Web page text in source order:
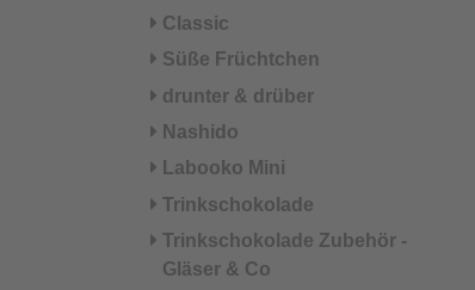
Classic
Süße Früchtchen
drunter & drüber
Nashido
Labooko Mini
Trinkschokolade
Trinkschokolade Zubehör -
Gläser & Co